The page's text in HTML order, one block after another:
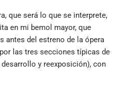
que será lo que se interprete,
en mi bemol mayor, que
antes del estreno de la ópera
las tres secciones típicas de
y reexposición), con